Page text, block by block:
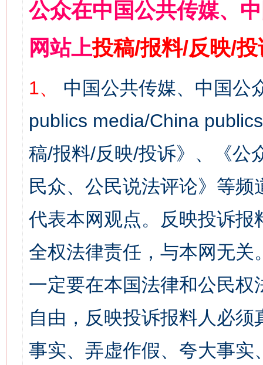
公众在中国公共传媒、
网站上投稿/报料/反映/
1、
中国公共传媒、中国公
publics media/China
稿/报料/反映/投诉》、《公
民众、公民说法评论》等
代表本网观点。反映投诉
全权法律责任，与本网无
一定要在本国法律和公民
自由，反映投诉报料人必
事实、弄虚作假、夸大事